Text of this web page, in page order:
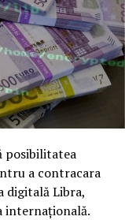
posibilitatea
a contracara
digitală Libra,
internațională.